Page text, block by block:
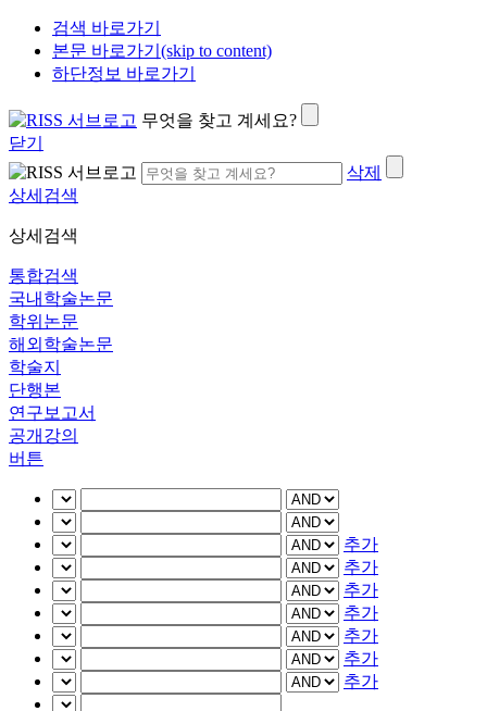
검색 바로가기
본문 바로가기(skip to content)
하단정보 바로가기
무엇을 찾고 계세요?
닫기
삭제
상세검색
상세검색
통합검색
국내학술논문
학위논문
해외학술논문
학술지
단행본
연구보고서
공개강의
버튼
추가
추가
추가
추가
추가
추가
추가